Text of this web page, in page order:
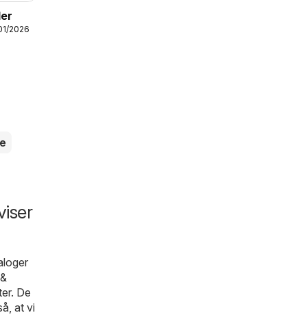
2026
De
at vi